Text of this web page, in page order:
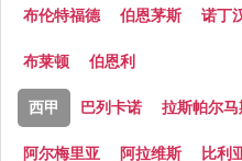
布伦特福德 伯恩茅斯 诺丁
布莱顿 伯恩利
西甲 巴列卡诺 拉斯帕尔马
阿尔梅里亚 阿拉维斯 比利